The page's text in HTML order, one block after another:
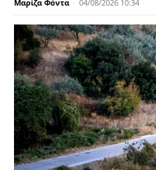
Μαρίζα Φόντα - 04/08/2026 10:34